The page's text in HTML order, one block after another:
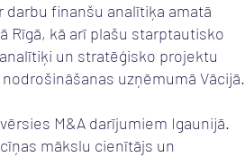
finanšu analītiķa amatā
Rīgā, kā arī plašu starptautisko
un stratēģisko projektu
uzņēmumā Vācijā.
M&A darījumiem Igaunijā.
mākslu cienītājs un